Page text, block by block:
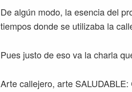
De algún modo, la esencia del
tiempos donde se utilizaba la
Pues justo de eso va la charla
Arte callejero, arte